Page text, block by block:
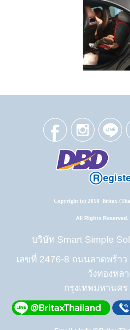
Copyright (c) 2018 Britax
All Rights Reserved.
บริษัท Smart Simple
เลขที่ 2476-8 ถนนลาดพร้า
วังทองหลา
กรุงเทพมหานคร